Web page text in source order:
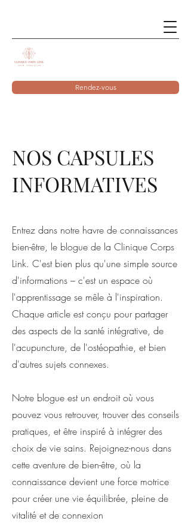
Rendez-vous
NOS CAPSULES
INFORMATIVES
Entrez dans notre havre de connaissances
bien-être, le blogue de la Clinique Corps
Link. C'est bien plus qu'une simple source
d'informations – c'est un espace où
l'apprentissage se mêle à l'inspiration.
Chaque article est conçu pour partager
des aspects de la santé intégrative, de
l'acupuncture, de l'ostéopathie, et bien
d'autres sujets connexes.
Notre blogue est un endroit où vous
pouvez vous retrouver, trouver des conseils
pratiques, et être inspiré à intégrer des
choix de vie sains. Rejoignez-nous dans
cette aventure de bien-être, où la
connaissance devient une force motrice
pour créer une vie équilibrée, pleine de
vitalité et de connexion